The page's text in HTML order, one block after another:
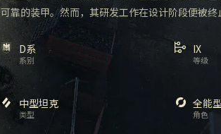
可靠的装甲。然而，其研发工作在设计阶段便被终
系别
D系
等级
IX
类型
中型坦克
角色
全能